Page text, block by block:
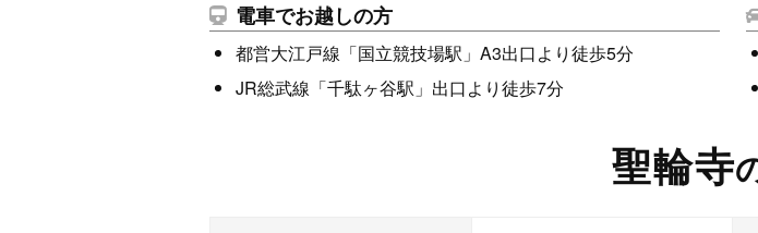
電車でお越しの方
都営大江戸線「国立競技場駅」A3出口より徒歩5分
JR総武線「千駄ヶ谷駅」出口より徒歩7分
聖輪寺